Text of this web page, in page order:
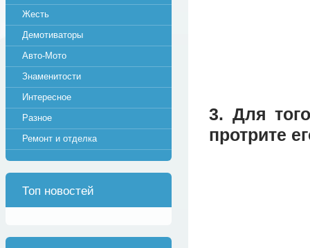
3. Для
протрите
Жесть
Демотиваторы
Авто-Мото
Знаменитости
Интересное
Разное
Ремонт и отделка
Топ новостей